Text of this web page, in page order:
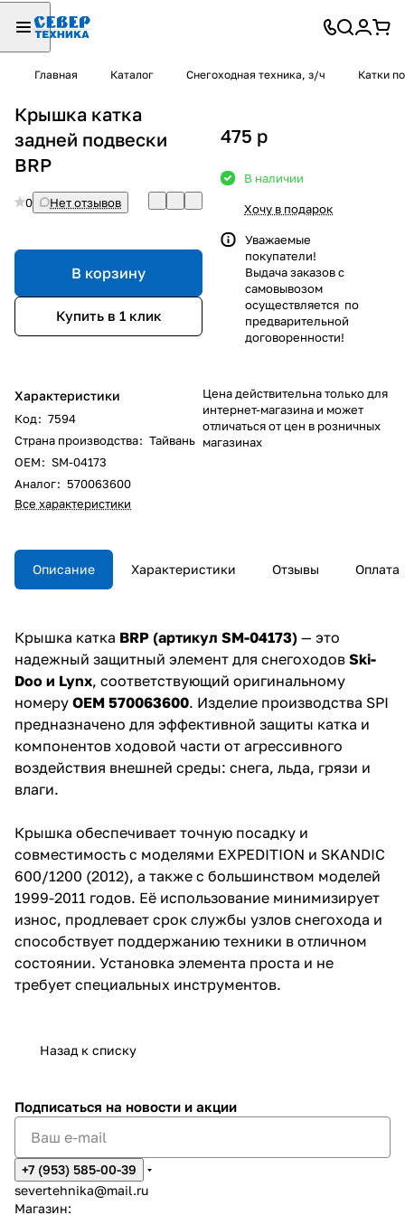
Главная Каталог Снегоходная техника, з/ч Катки
Крышка катка
задней подвески
BRP
0 Нет отзывов
В корзину
Купить в 1 клик
Характеристики
Код: 7594
Страна производства: Тайвань
ОЕM: SM-04173
Аналог: 570063600
Все характеристики
475 p
В наличии
Хочу в подарок
Уважаемые
покупатели!
Выдача заказов с
самовывозом
осуществляется по
предварительной
договоренности!
Цена действительна только для
интернет-магазина и может
отличаться от цен в розничных
магазинах
Описание Характеристики Отзывы Оплата
Крышка катка BRP (артикул SM-04173) — это
надежный защитный элемент для снегоходов Ski-
Doo и Lynx, соответствующий оригинальному
номеру OEM 570063600. Изделие производства SPI
предназначено для эффективной защиты катка и
компонентов ходовой части от агрессивного
воздействия внешней среды: снега, льда, грязи и
влаги.
Крышка обеспечивает точную посадку и
совместимость с моделями EXPEDITION и SKANDIC
600/1200 (2012), а также с большинством моделей
1999-2011 годов. Её использование минимизирует
износ, продлевает срок службы узлов снегохода и
способствует поддержанию техники в отличном
состоянии. Установка элемента проста и не
требует специальных инструментов.
Назад к списку
Подписаться на новости и акции
+7 (953) 585-00-39
severtehnika@mail.ru
Магазин: